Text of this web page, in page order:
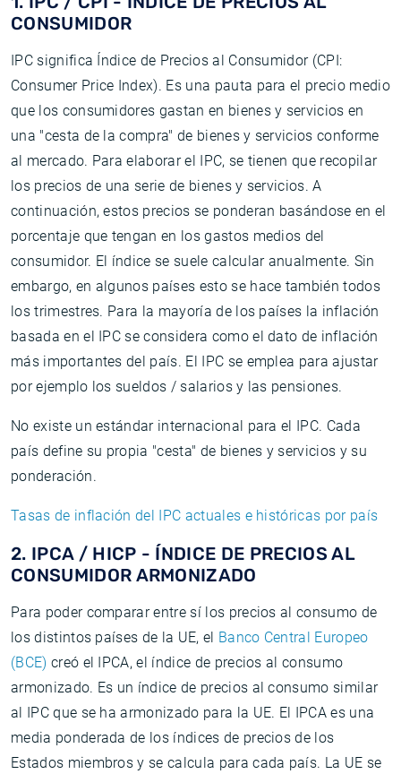
CONSUMIDOR
IPC significa Índice de Precios al Consumidor (CPI:
Consumer Price Index). Es una pauta para el precio medio
que los consumidores gastan en bienes y servicios en
una "cesta de la compra" de bienes y servicios conforme
al mercado. Para elaborar el IPC, se tienen que recopilar
los precios de una serie de bienes y servicios. A
continuación, estos precios se ponderan basándose en el
porcentaje que tengan en los gastos medios del
consumidor. El índice se suele calcular anualmente. Sin
embargo, en algunos países esto se hace también todos
los trimestres. Para la mayoría de los países la inflación
basada en el IPC se considera como el dato de inflación
más importantes del país. El IPC se emplea para ajustar
por ejemplo los sueldos / salarios y las pensiones.
No existe un estándar internacional para el IPC. Cada
país define su propia "cesta" de bienes y servicios y su
ponderación.
Tasas de inflación del IPC actuales e históricas por país
2. IPCA / HICP - ÍNDICE DE PRECIOS AL
CONSUMIDOR ARMONIZADO
Para poder comparar entre sí los precios al consumo de
los distintos países de la UE, el Banco Central Europeo
(BCE) creó el IPCA, el índice de precios al consumo
armonizado. Es un índice de precios al consumo similar
al IPC que se ha armonizado para la UE. El IPCA es una
media ponderada de los índices de precios de los
Estados miembros y se calcula para cada país. La UE se